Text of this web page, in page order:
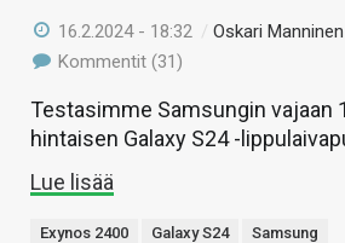
16.2.2024 - 18:32 /Oskari Manninen
Kommentit (31)
Testasimme Samsungin vajaan
hintaisen Galaxy S24 -
Lue lisää
Exynos 2400 Galaxy S24 Samsung